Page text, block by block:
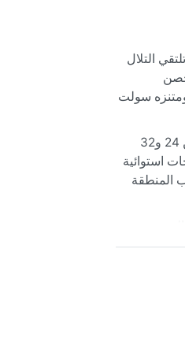
التلال
حصن
سولت
وفقاً لتصنيف كوبن، تنتمي سانت كروا إلى مناخ السافانا الاستوائي (Aw)، حيث يسود الدفء على مدار السنة مع درجات حرارة تتراوح بين 24 و32
استوائية
المنطقة
في
فوق